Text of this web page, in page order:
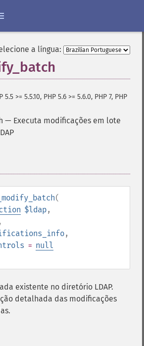
a língua:
5.5 >= 5.5.10, PHP 5.6 >= 5.6.0, PHP 7, PHP
— Executa modificações em lote
(
$ldap,
,
= null
existente no diretório LDAP.
detalhada das modificações